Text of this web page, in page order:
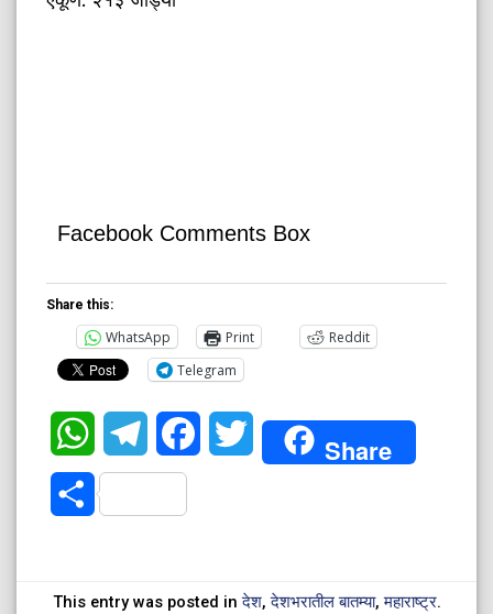
Facebook Comments Box
Share this:
WhatsApp Print
Reddit
Telegram
WhatsAppTelegramFacebookTwitter Share
Share
This entry was posted inदेश,देशभरातील बातम्या,महाराष्ट्र.